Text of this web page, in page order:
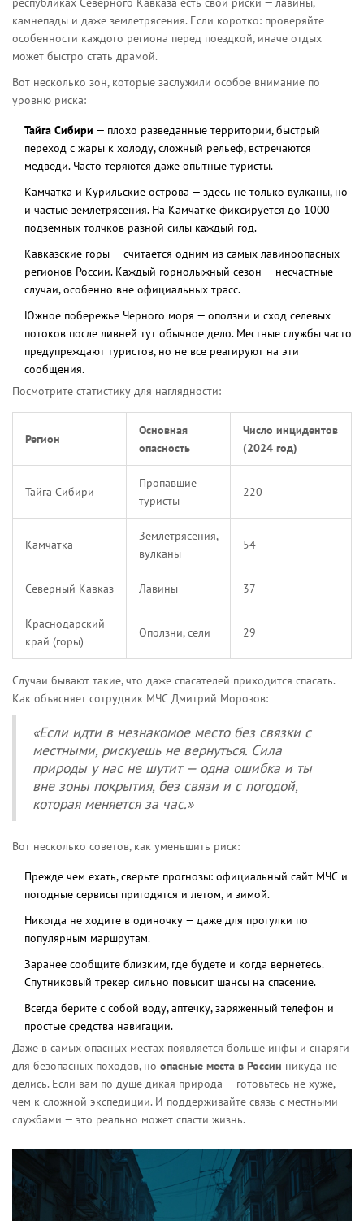
камнепады и даже землетрясения. Если коротко: проверяйте
особенности каждого региона перед поездкой, иначе отдых
может быстро стать драмой.
Вот несколько зон, которые заслужили особое внимание по
уровню риска:
Тайга Сибири — плохо разведанные территории, быстрый
переход с жары к холоду, сложный рельеф, встречаются
медведи. Часто теряются даже опытные туристы.
Камчатка и Курильские острова — здесь не только вулканы, но
и частые землетрясения. На Камчатке фиксируется до 1000
подземных толчков разной силы каждый год.
Кавказские горы — считается одним из самых лавиноопасных
регионов России. Каждый горнолыжный сезон — несчастные
случаи, особенно вне официальных трасс.
Южное побережье Черного моря — оползни и сход селевых
потоков после ливней тут обычное дело. Местные службы часто
предупреждают туристов, но не все реагируют на эти
сообщения.
Посмотрите статистику для наглядности:
Регион
Основная
опасность
Число инцидентов
(2024 год)
Тайга Сибири
Пропавшие
туристы
220
Камчатка
Землетрясения,
вулканы
54
Северный Кавказ Лавины 37
Краснодарский
край (горы)
Оползни, сели 29
Случаи бывают такие, что даже спасателей приходится спасать.
Как объясняет сотрудник МЧС Дмитрий Морозов:
«Если идти в незнакомое место без связки с
местными, рискуешь не вернуться. Сила
природы у нас не шутит — одна ошибка и ты
вне зоны покрытия, без связи и с погодой,
которая меняется за час.»
Вот несколько советов, как уменьшить риск:
Прежде чем ехать, сверьте прогнозы: официальный сайт МЧС и
погодные сервисы пригодятся и летом, и зимой.
Никогда не ходите в одиночку — даже для прогулки по
популярным маршрутам.
Заранее сообщите близким, где будете и когда вернетесь.
Спутниковый трекер сильно повысит шансы на спасение.
Всегда берите с собой воду, аптечку, заряженный телефон и
простые средства навигации.
Даже в самых опасных местах появляется больше инфы и снаряги
для безопасных походов, но опасные места в России никуда не
делись. Если вам по душе дикая природа — готовьтесь не хуже,
чем к сложной экспедиции. И поддерживайте связь с местными
службами — это реально может спасти жизнь.